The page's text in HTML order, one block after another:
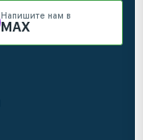
Напишите нам в
MAX